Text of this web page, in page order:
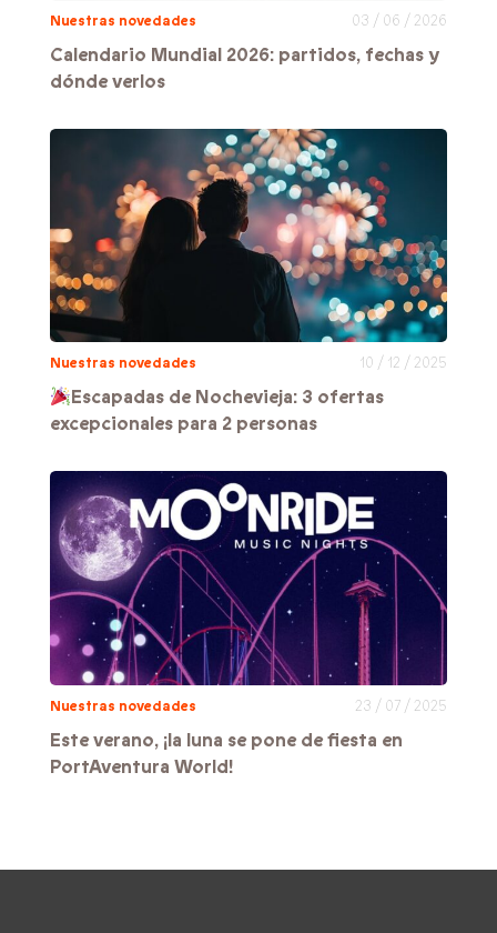
Nuestras novedades 03 / 06 / 2026
Calendario Mundial 2026: partidos, fechas y
dónde verlos
Nuestras novedades 10 / 12 / 2025
Escapadas de Nochevieja: 3 ofertas
excepcionales para 2 personas
Nuestras novedades 23 / 07 / 2025
Este verano, ¡la luna se pone de fiesta en
PortAventura World!